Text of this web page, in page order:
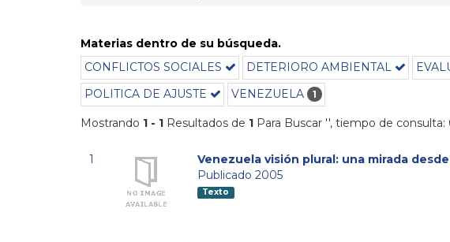
Materias dentro de su búsqueda.
CONFLICTOS SOCIALES
DETERIORO AMBIENTAL
POLITICA DE AJUSTE
VENEZUELA 1
Mostrando 1 - 1 Resultados de 1 Para Buscar '', tiempo de consulta:
1
Venezuela visión plural: una mirada desde
Publicado 2005
Texto